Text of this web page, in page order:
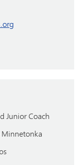
Junior Coach
Minnetonka